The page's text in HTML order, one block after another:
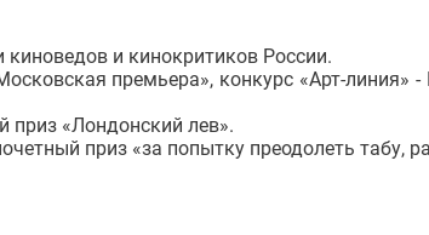
и кинокритиков России.
премьера», конкурс «Арт-линия»
приз «Лондонский лев».
приз «за попытку преодолеть табу,